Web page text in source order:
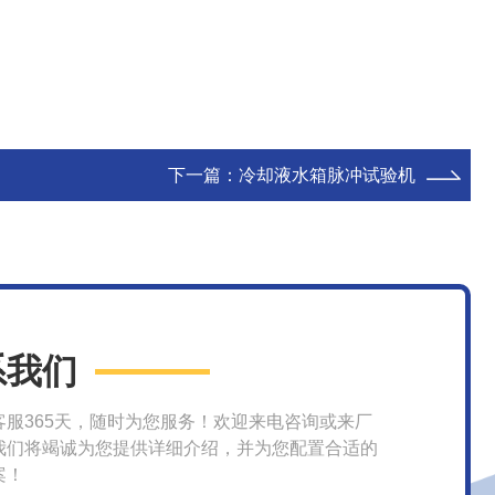
下一篇： 冷却液水箱脉冲试验机
们
服365天，随时为您服务！欢迎来电咨询或来厂
们将竭诚为您提供详细介绍，并为您配置合适的